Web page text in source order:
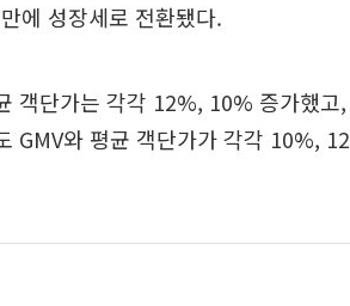
에 성장세로 전환됐다.
객단가는 각각 12%, 10% 증가했고
GMV와 평균 객단가가 각각 10%,